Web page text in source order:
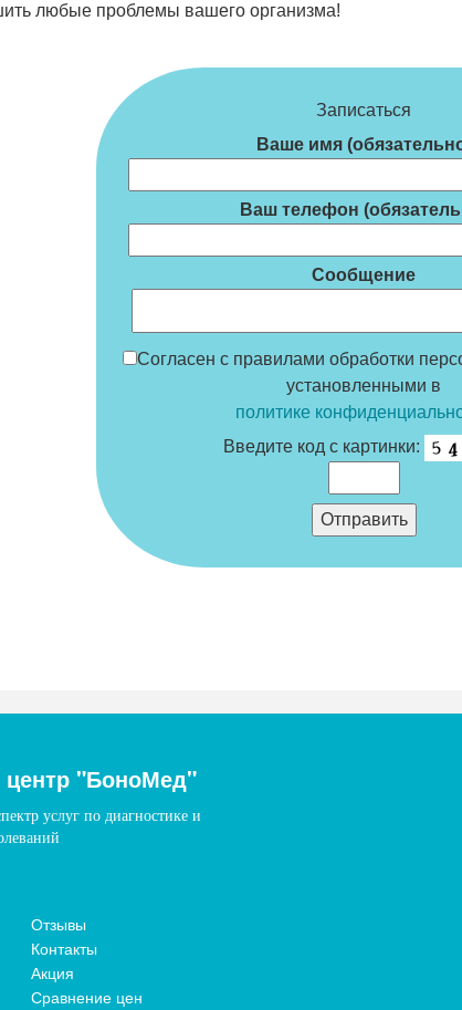
любые проблемы вашего организма!
Записаться
Ваше имя
Ваш телефон
Сообщение
Согласен с правилами обработки
установленными в
политике
Введите код с картинки:
центр "БоноМед"
услуг по диагностике и
Отзывы
Контакты
Акция
Сравнение цен